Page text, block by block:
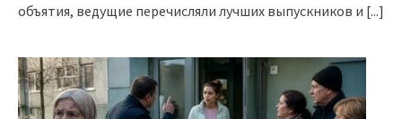
объятия, ведущие перечисляли лучших выпускников и [...]